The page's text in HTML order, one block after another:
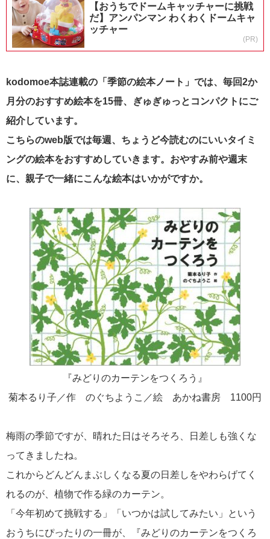
【おうちでドームキャッチャーに挑戦
だ】アンパンマン わくわくドームキャ
ッチャー
(PR)
kodomoe本誌連載の「季節の絵本ノート」では、毎回2か
月分のおすすめ絵本を15冊、ぎゅぎゅっとコンパクトにご
紹介しています。
こちらのweb版では毎週、ちょうど今読むのにいいタイミ
ングの絵本をおすすめしていきます。おやすみ前や週末
に、親子で一緒にこんな絵本はいかがですか。
『みどりのカーテンをつくろう』
菊本るり子／作 のぐちようこ／絵 あかね書房 1100円
梅雨の季節ですが、晴れた日はそろそろ、日差しも強くな
ってきましたね。
これからどんどんまぶしくなる夏の日差しをやわらげてく
れるのが、植物で作る緑のカーテン。
「今年初めて挑戦する」「いつかは試してみたい」という
おうちにぴったりの一冊が、『みどりのカーテンをつくろ